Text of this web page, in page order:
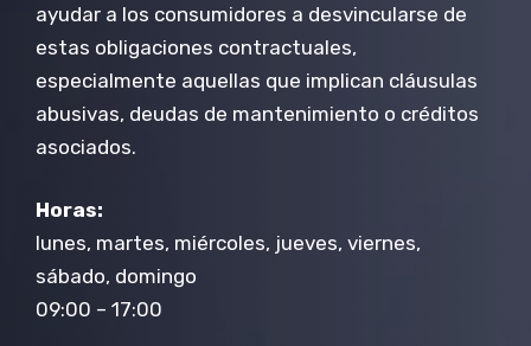
ayudar a los consumidores a desvincularse de
estas obligaciones contractuales,
especialmente aquellas que implican cláusulas
abusivas, deudas de mantenimiento o créditos
asociados.
Horas:
lunes, martes, miércoles, jueves, viernes,
sábado, domingo
09:00 – 17:00